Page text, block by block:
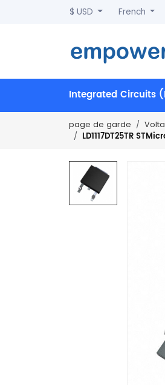
$ USD French
Integrated Circuits
page de garde
LD1117DT25TR